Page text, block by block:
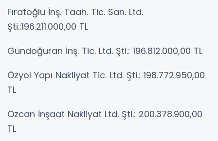
Fıratoğlu İnş. Taah. Tic. San. Ltd.
Şti.:196.211.000,00 TL
Gündoğuran İnş. Tic. Ltd. Şti.: 196.812.000,00 TL
Özyol Yapı Nakliyat Tic. Ltd. Şti.: 198.772.950,00
TL
Özcan İnşaat Nakliyat Ltd. Şti.: 200.378.900,00
TL